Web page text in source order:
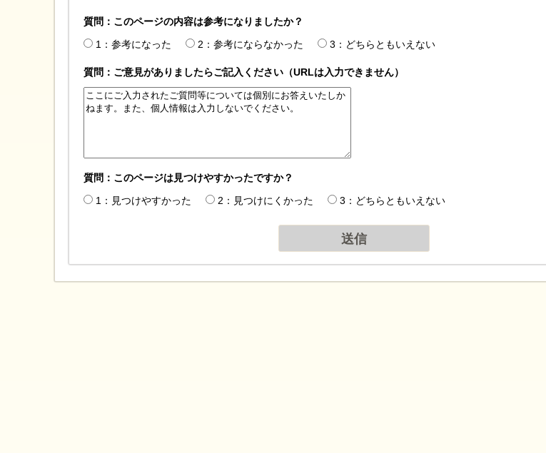
質問：このページの内容は参考になりましたか？
1：参考になった
2：参考にならなかった 3：どちらともいえない
質問：ご意見がありましたらご記入ください（URLは入力できません）
質問：このページは見つけやすかったですか？
1：見つけやすかった
2：見つけにくかった 3：どちらともいえない